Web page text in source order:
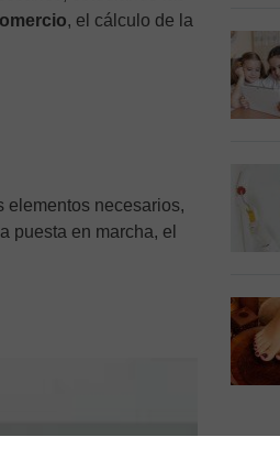
, el cálculo de la
elementos necesarios,
puesta en marcha, el